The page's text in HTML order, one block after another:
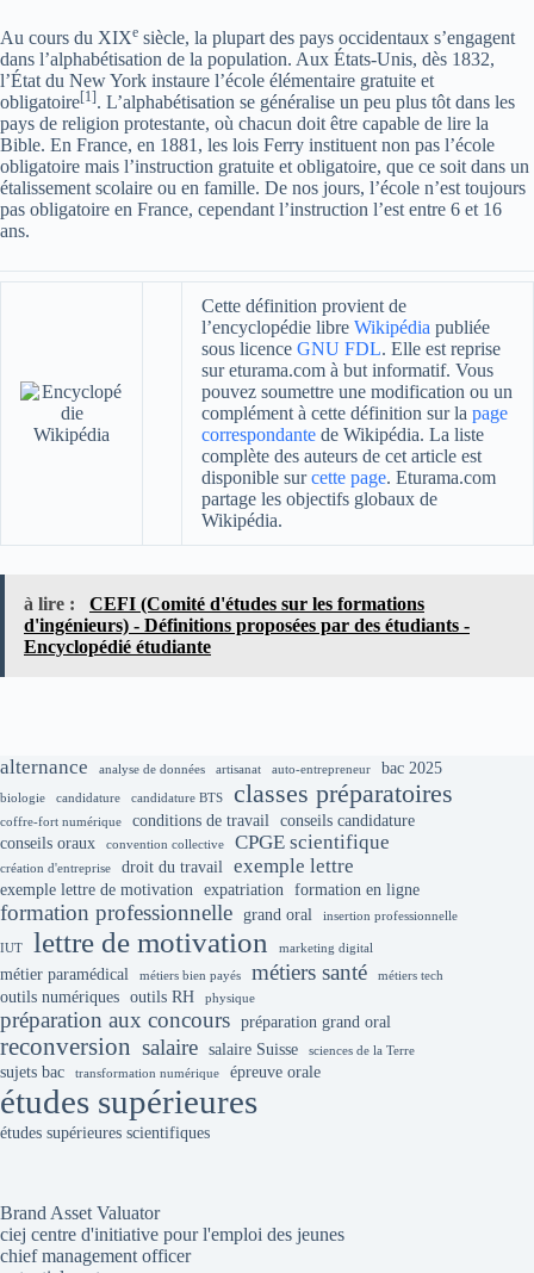
Au cours du XIXe siècle, la plupart des pays occidentaux s’engagent
dans l’alphabétisation de la population. Aux États-Unis, dès 1832,
l’État du New York instaure l’école élémentaire gratuite et
obligatoire[1]. L’alphabétisation se généralise un peu plus tôt dans les
pays de religion protestante, où chacun doit être capable de lire la
Bible. En France, en 1881, les lois Ferry instituent non pas l’école
obligatoire mais l’instruction gratuite et obligatoire, que ce soit dans un
étalissement scolaire ou en famille. De nos jours, l’école n’est toujours
pas obligatoire en France, cependant l’instruction l’est entre 6 et 16
ans.
Cette définition provient de
l’encyclopédie libre Wikipédia publiée
sous licence GNU FDL. Elle est reprise
sur eturama.com à but informatif. Vous
pouvez soumettre une modification ou un
complément à cette définition sur la page
correspondante de Wikipédia. La liste
complète des auteurs de cet article est
disponible surcette page. Eturama.com
partage les objectifs globaux de
Wikipédia.
à lire :
CEFI (Comité d'études sur les formations
d'ingénieurs) - Définitions proposées par des étudiants -
Encyclopédié étudiante
alternance analyse de données artisanat auto-entrepreneur bac 2025
biologie candidature candidature BTS classes préparatoires
coffre-fort numérique conditions de travail conseils candidature
conseils oraux
convention collective CPGE scientifique
création d'entreprise droit du travail exemple lettre
exemple lettre de motivation expatriation formation en ligne
formation professionnelle grand oral insertion professionnelle
IUT lettre de motivation marketing digital
métier paramédical métiers bien payés métiers santé métiers tech
outils numériques outils RH physique
préparation aux concours préparation grand oral
reconversion salaire salaire Suisse sciences de la Terre
sujets bac transformation numérique épreuve orale
études supérieures
études supérieures scientifiques
Brand Asset Valuator
ciej centre d'initiative pour l'emploi des jeunes
chief management officer